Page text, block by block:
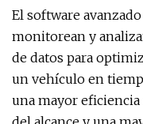
El software
monitorean y
de datos para
un vehículo en
una mayor